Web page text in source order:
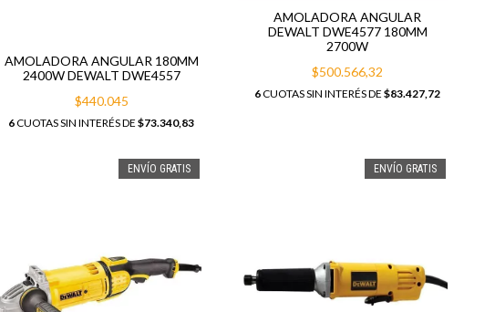
AMOLADORA ANGULAR 180MM
2400W DEWALT DWE4557
$440.045
6CUOTAS SIN INTERÉS DE$73.340,83
AMOLADORA ANGULAR
DEWALT DWE4577 180MM
2700W
$500.566,32
6CUOTAS SIN INTERÉS DE$83.427,72
ENVÍO GRATIS ENVÍO GRATIS